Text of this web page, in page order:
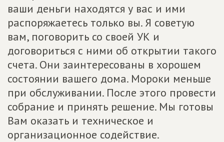
ваши деньги находятся у вас и ими
распоряжаетесь только вы. Я советую
вам, поговорить со своей УК и
договориться с ними об открытии такого
счета. Они заинтересованы в хорошем
состоянии вашего дома. Мороки меньше
при обслуживании. После этого провести
собрание и принять решение. Мы готовы
Вам оказать и техническое и
организационное содействие.